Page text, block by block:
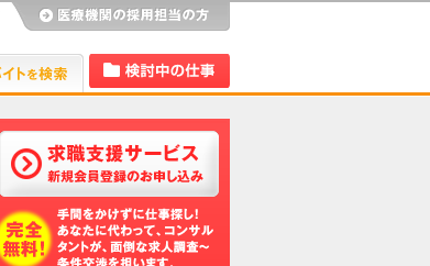
Dr.アルなび